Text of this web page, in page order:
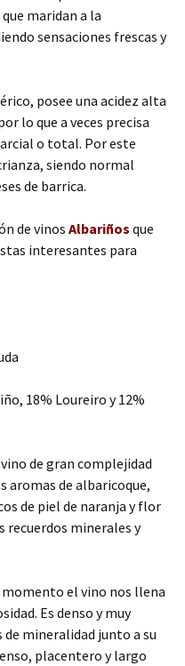
maridan a la
sensaciones frescas y
posee una acidez alta
lo que a veces precisa
o total. Por este
siendo normal
de barrica.
de vinos Albariños que
interesantes para
18% Loureiro y 12%
vino de gran complejidad
aromas de albaricoque,
de piel de naranja y flor
recuerdos minerales y
momento el vino nos llena
Es denso y muy
mineralidad junto a su
placentero y largo